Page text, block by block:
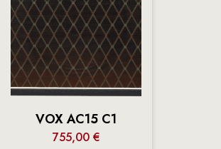
VOX AC15 C1
755,00 €